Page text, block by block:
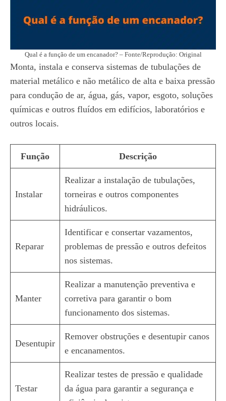
Qual é a função de um encanador? – Fonte/Reprodução: Original
Monta, instala e conserva sistemas de tubulações de
material metálico e não metálico de alta e baixa pressão
para condução de ar, água, gás, vapor, esgoto, soluções
químicas e outros fluídos em edifícios, laboratórios e
outros locais.
Função Descrição
Instalar
Realizar a instalação de tubulações,
torneiras e outros componentes
hidráulicos.
Reparar
Identificar e consertar vazamentos,
problemas de pressão e outros defeitos
nos sistemas.
Manter
Realizar a manutenção preventiva e
corretiva para garantir o bom
funcionamento dos sistemas.
Desentupir
Remover obstruções e desentupir canos
e encanamentos.
Testar
Realizar testes de pressão e qualidade
da água para garantir a segurança e